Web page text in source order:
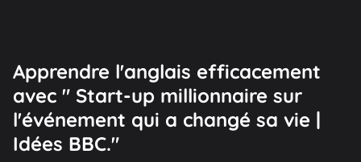
Apprendre l'anglais efficacement
avec " Start-up millionnaire sur
l'événement qui a changé sa vie |
Idées BBC."